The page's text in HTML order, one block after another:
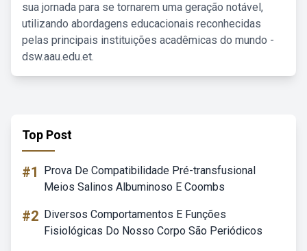
sua jornada para se tornarem uma geração notável,
utilizando abordagens educacionais reconhecidas
pelas principais instituições acadêmicas do mundo -
dsw.aau.edu.et.
Top Post
#1
Prova De Compatibilidade Pré-transfusional
Meios Salinos Albuminoso E Coombs
#2 Diversos Comportamentos E Funções
Fisiológicas Do Nosso Corpo São Periódicos